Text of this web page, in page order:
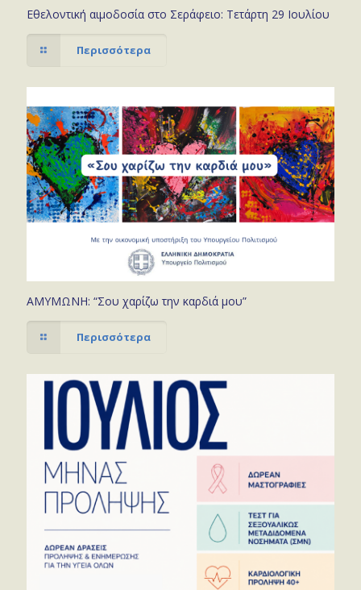
Εθελοντική αιμοδοσία στο Σεράφειο: Τετάρτη 29 Ιουλίου
Περισσότερα
ΑΜΥΜΩΝΗ: “Σου χαρίζω την καρδιά μου”
Περισσότερα